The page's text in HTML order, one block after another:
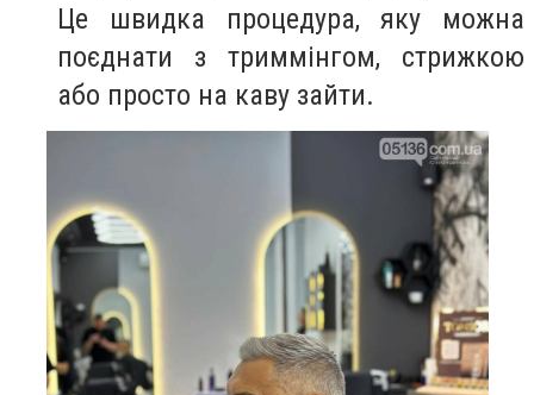
Це швидка процедура, яку можна
поєднати з триммінгом, стрижкою
або просто на каву зайти.